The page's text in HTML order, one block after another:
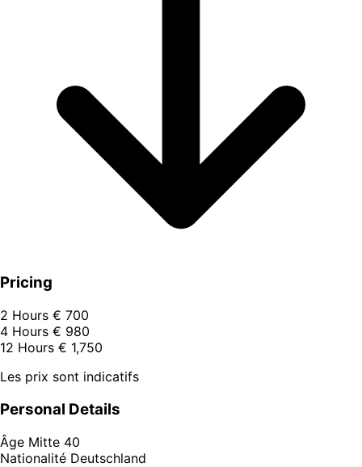
Pricing
2 Hours € 700
4 Hours € 980
12 Hours € 1,750
Les prix sont indicatifs
Personal Details
Âge Mitte 40
Nationalité Deutschland